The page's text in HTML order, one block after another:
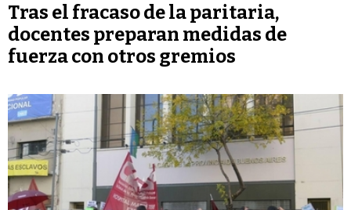
Tras el fracaso de la paritaria,
docentes preparan medidas de
fuerza con otros gremios